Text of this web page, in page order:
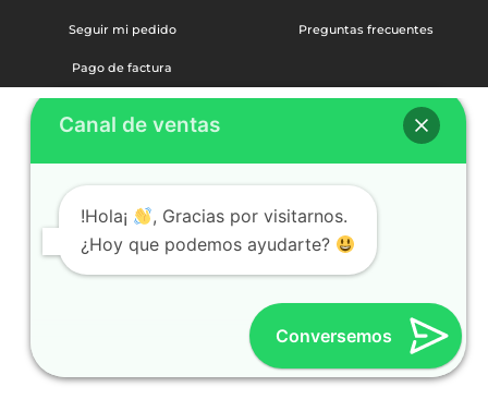
Seguir mi pedido
Pago de factura
Preguntas frecuentes
Canal de ventas
!Hola¡
, Gracias por visitarnos.
¿Hoy que podemos ayudarte?
Conversemos